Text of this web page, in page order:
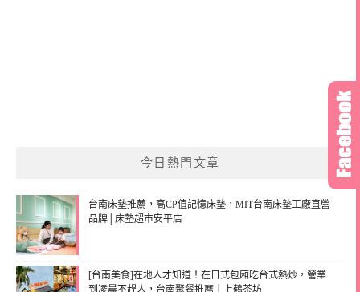
今日熱門文章
台南床墊推薦，高CP值記憶床墊，MIT台南床墊工廠直營
品牌│床墊超市安平店
[台南美食]在地人才知道！在日式包廂吃台式熱炒，營業
到凌晨不趕人，台南聚餐推薦｜上鶴茶坊